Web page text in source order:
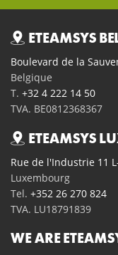
ETEAMSYS
Boulevard de la
Belgique
T. +32 4 222 14 50
TVA. BE0812368367
ETEAMSYS
Rue de l'Industrie 11
Luxembourg
Tel. +352 26 270 824
TVA. LU18791839
WE ARE